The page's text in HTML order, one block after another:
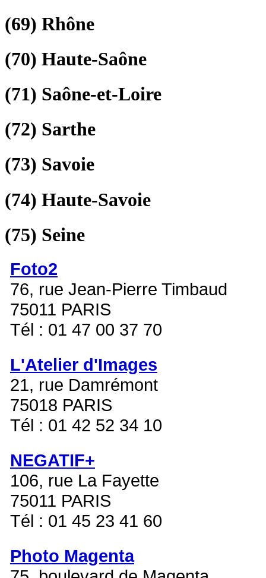
(69) Rhône
(70) Haute-Saône
(71) Saône-et-Loire
(72) Sarthe
(73) Savoie
(74) Haute-Savoie
(75) Seine
Foto2
76, rue Jean-Pierre Timbaud
75011 PARIS
Tél : 01 47 00 37 70
L'Atelier d'Images
21, rue Damrémont
75018 PARIS
Tél : 01 42 52 34 10
NEGATIF+
106, rue La Fayette
75011 PARIS
Tél : 01 45 23 41 60
Photo Magenta